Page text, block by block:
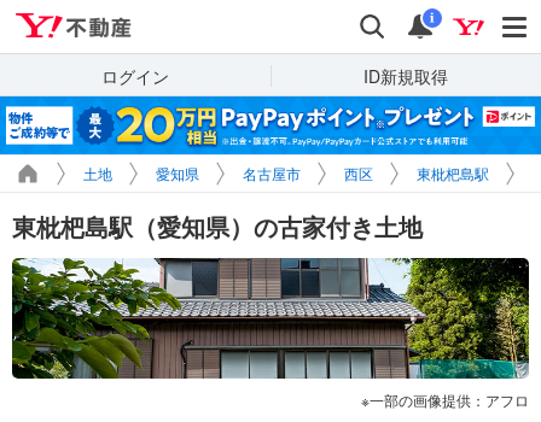
検索 通知
i
ログイン ID新規取得
土地 愛知県 名古屋市 西区 東枇杷島駅
東枇杷島駅（愛知県）の古家付き土地
一部の画像提供：アフロ